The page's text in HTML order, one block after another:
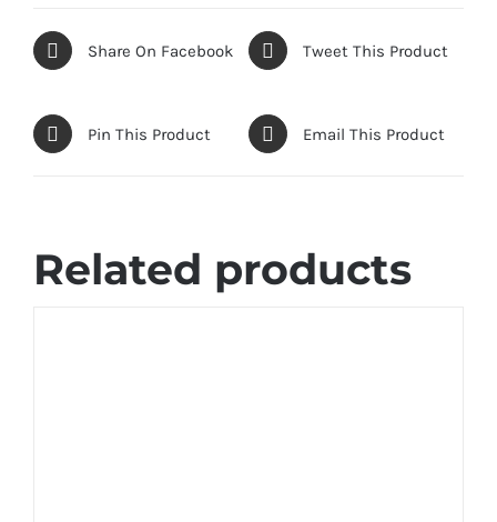
Share On Facebook Tweet This Product
Pin This Product Email This Product
Related products